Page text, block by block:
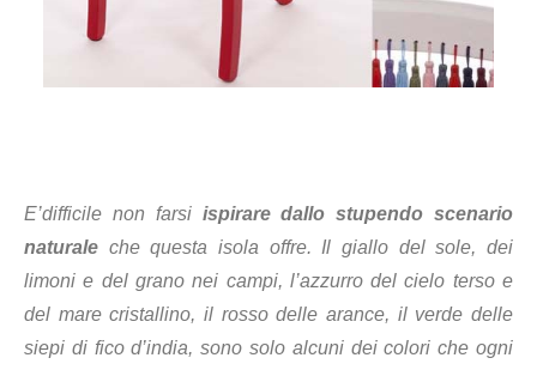
E’difficile non farsi ispirare dallo stupendo scenario
naturale che questa isola offre. Il giallo del sole, dei
limoni e del grano nei campi, l’azzurro del cielo terso e
del mare cristallino, il rosso delle arance, il verde delle
siepi di fico d’india, sono solo alcuni dei colori che ogni